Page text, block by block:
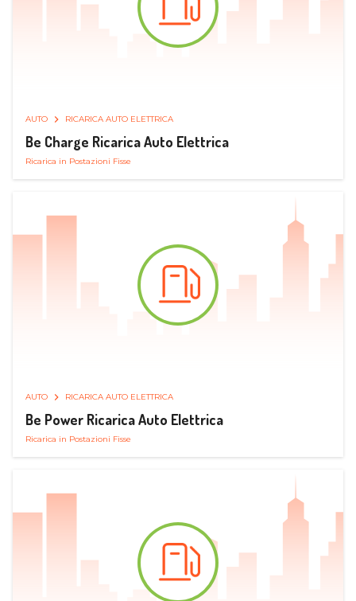
AUTO RICARICA AUTO ELETTRICA
Be Charge Ricarica Auto Elettrica
Ricarica in Postazioni Fisse
AUTO RICARICA AUTO ELETTRICA
Be Power Ricarica Auto Elettrica
Ricarica in Postazioni Fisse